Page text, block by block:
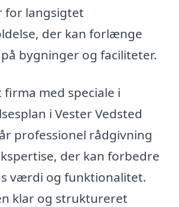
for langsigtet
der kan forlænge
bygninger og faciliteter.
med speciale i
i Vester Vedsted
professionel rådgivning
der kan forbedre
værdi og funktionalitet.
klar og struktureret